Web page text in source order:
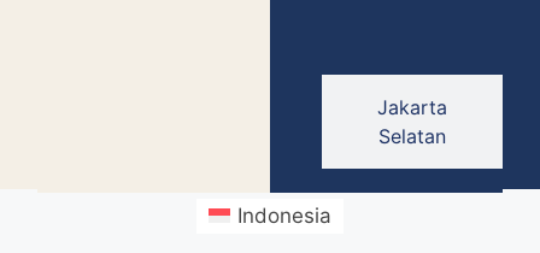
Jakarta
Selatan
Indonesia